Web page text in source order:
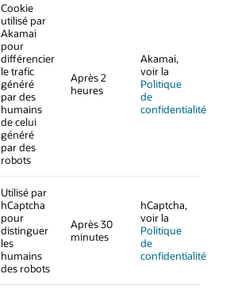
Cookie
utilisé par
Akamai
pour
différencier
le trafic
généré
par des
humains
de celui
généré
par des
robots
Après 2
heures
Akamai,
voir la
Politique
de
confidentialité
Utilisé par
hCaptcha
pour
distinguer
les
humains
des robots
Après 30
minutes
hCaptcha,
voir la
Politique
de
confidentialité